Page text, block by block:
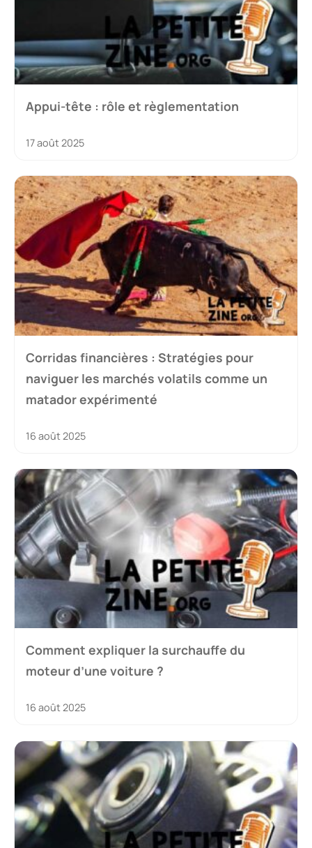
Appui-tête : rôle et règlementation
17 août 2025
Corridas financières : Stratégies pour
naviguer les marchés volatils comme un
matador expérimenté
16 août 2025
Comment expliquer la surchauffe du
moteur d’une voiture ?
16 août 2025